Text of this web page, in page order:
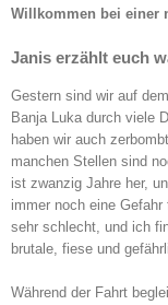
Willkommen bei einer
Janis erzählt euch
Gestern sind wir auf
Banja Luka durch viele
haben wir auch
manchen Stellen sind
ist zwanzig Jahre her,
immer noch eine
sehr schlecht, und ich
brutale, fiese und
Während der Fahrt